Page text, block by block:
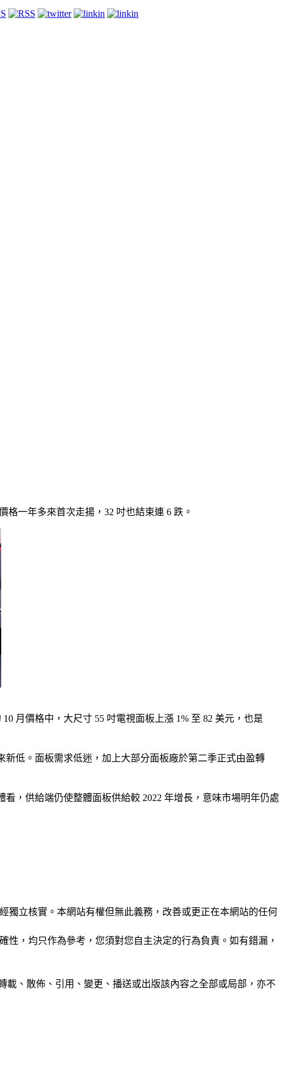
一年多來首次走揚，32 吋也結束連 6 跌。
月價格中，大尺寸 55 吋電視面板上漲 1% 至 82 美元，也是
低。面板需求低迷，加上大部分面板廠於第二季正式由盈轉
，供給端仍使整體面板供給較 2022 年增長，意味市場明年仍處
獨立核實。本網站有權但無此義務，改善或更正在本網站的任何
，均只作為參考，您須對您自主決定的行為負責。如有錯漏，
載、散佈、引用、變更、播送或出版該內容之全部或局部，亦不